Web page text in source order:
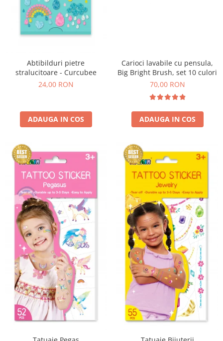
Abtibilduri pietre
stralucitoare - Curcubee
24,00 RON
ADAUGA IN COS
Carioci lavabile cu pensula,
Big Bright Brush, set 10 culori
70,00 RON
ADAUGA IN COS